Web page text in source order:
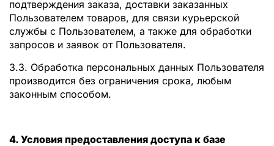
подтверждения заказа, доставки заказанных
Пользователем товаров, для связи курьерской
службы с Пользователем, а также для обработки
запросов и заявок от Пользователя.
3.3. Обработка персональных данных Пользователя
производится без ограничения срока, любым
законным способом.
4. Условия предоставления доступа к базе